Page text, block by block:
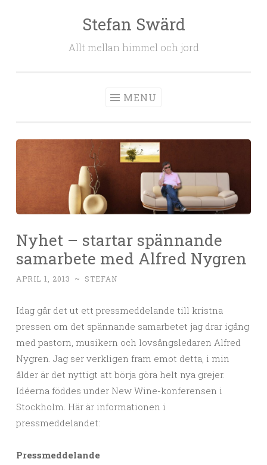
Stefan Swärd
Allt mellan himmel och jord
MENU
Nyhet – startar spännande
samarbete med Alfred Nygren
APRIL 1, 2013 ~ STEFAN
Idag går det ut ett pressmeddelande till kristna
pressen om det spännande samarbetet jag drar igång
med pastorn, musikern och lovsångsledaren Alfred
Nygren. Jag ser verkligen fram emot detta, i min
ålder är det nyttigt att börja göra helt nya grejer.
Idéerna föddes under New Wine-konferensen i
Stockholm. Här är informationen i
pressmeddelandet:
Pressmeddelande